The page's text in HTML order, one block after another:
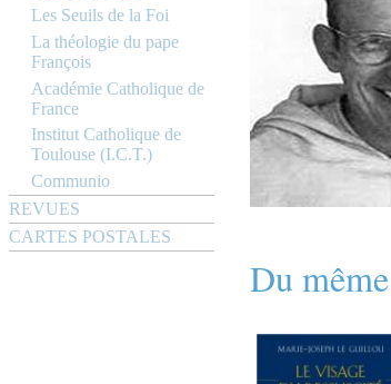
Les Seuils de la Foi
La théologie du pape
François
Académie Catholique de
France
Institut Catholique de
Toulouse (I.C.T.)
Communio
REVUES
CARTES POSTALES
Du